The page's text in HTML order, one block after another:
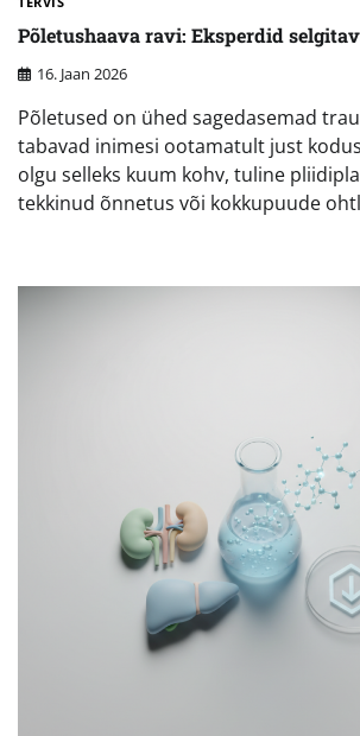
Põletushaava ravi: Eksperdid
16. Jaan 2026
Põletused on ühed sagedasemad
tabavad inimesi ootamatult just
olgu selleks kuum kohv, tuline
tekkinud õnnetus või kokkupuude